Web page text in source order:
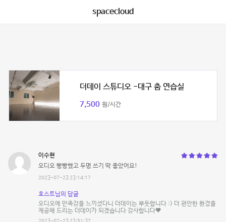
spacecloud
더데이 스튜디오 -대구 춤 연습실
7,500 원/시간
이수현
오디오 빵빵했고 두명 쓰기 딱 좋았어요!
2023-07-23 23:14:17
호스트님의 답글
오디오에 만족감을 느끼셨다니 더데이는 뿌듯합니다 :) 더 편안한 환경을
제공해 드리는 더데이가 되겠습니다 감사합니다🖤